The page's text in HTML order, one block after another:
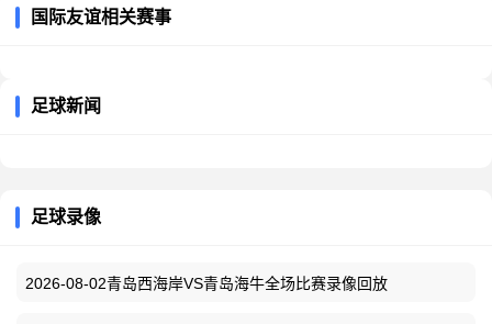
国际友谊相关赛事
足球新闻
足球录像
2026-08-02青岛西海岸VS青岛海牛全场比赛录像回放